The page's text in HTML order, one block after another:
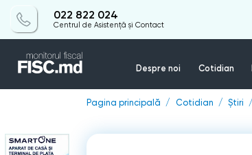
022 822 024
Centrul de Asistență și Contact
Despre noi Cotidian
Pagina principală Cotidian Știri